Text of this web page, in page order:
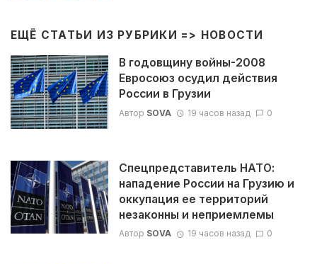
ЕЩЁ СТАТЬИ ИЗ РУБРИКИ => НОВОСТИ
В годовщину войны-2008
Евросоюз осудил действия
России в Грузии
Автор SOVA 19 часов назад 0
Спецпредставитель НАТО:
нападение России на Грузию и
оккупация ее территорий
незаконны и неприемлемы
Автор SOVA 19 часов назад 0